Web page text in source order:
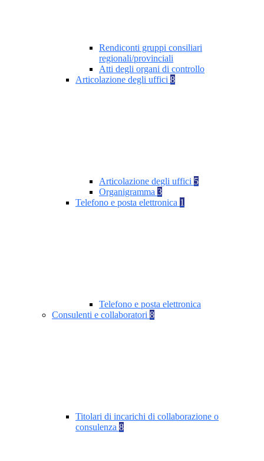
Rendiconti gruppi consiliari
regionali/provinciali
Atti degli organi di controllo
Articolazione degli uffici 8
Articolazione degli uffici 5
Organigramma 3
Telefono e posta elettronica 1
Telefono e posta elettronica
Consulenti e collaboratori 8
Titolari di incarichi di collaborazione o
consulenza 8